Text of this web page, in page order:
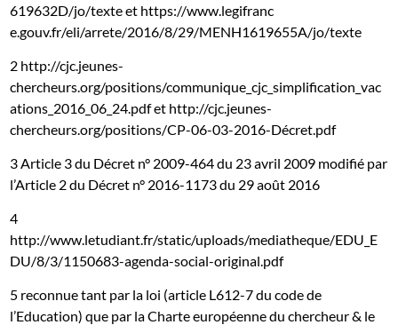
619632D/jo/texte et https://www.legifranc
e.gouv.fr/eli/arrete/2016/8/29/MENH1619655A/jo/texte
2 http://cjc.jeunes-
chercheurs.org/positions/communique_cjc_simplification_vac
ations_2016_06_24.pdf et http://cjc.jeunes-
chercheurs.org/positions/CP-06-03-2016-Décret.pdf
3 Article 3 du Décret n° 2009-464 du 23 avril 2009 modifié par
l’Article 2 du Décret n° 2016-1173 du 29 août 2016
4
http://www.letudiant.fr/static/uploads/mediatheque/EDU_E
DU/8/3/1150683-agenda-social-original.pdf
5 reconnue tant par la loi (article L612-7 du code de
l’Education) que par la Charte européenne du chercheur & le